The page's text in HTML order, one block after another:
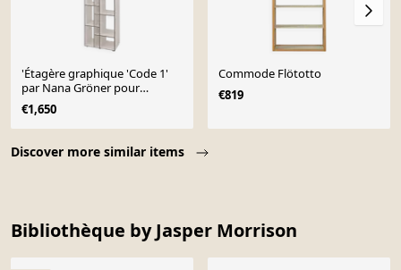
Discover more similar items
'Étagère graphique 'Code 1'
par Nana Gröner pour
Zeitraum - 2007
€1,650
Commode Flötotto
€819
Bibliothèque by Jasper Morrison